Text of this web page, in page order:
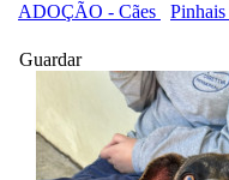
ADOÇÃO - Cães Pinhais
Guardar